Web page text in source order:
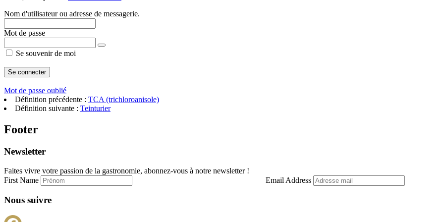
Nom d'utilisateur ou adresse de messagerie.
Mot de passe
Se souvenir de moi
Mot de passe oublié
Définition précédente : TCA (trichloroanisole)
Définition suivante : Teinturier
Footer
Newsletter
Faites vivre votre passion de la gastronomie, abonnez-vous à notre newsletter !
First Name
Email Address
Nous suivre